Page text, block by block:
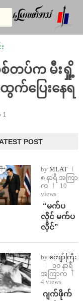
တပ်က မီးရှို့
က်ပြေးနေရ
1
POST
by MLAT
၈ နာရီ အကြာ
က
10
views
⁨ ⁨“မက်ပ
လိုင် မက်ပ
လိုင်”
by ကျော်ကြီး
၁၀ နာရီ
အကြာက
4 views
⁨⁩ ⁨ဂျက်ဖိုက်